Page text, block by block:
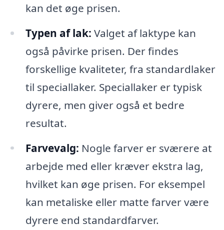
kan det øge prisen.
Typen af lak: Valget af laktype kan
også påvirke prisen. Der findes
forskellige kvaliteter, fra standardlaker
til speciallaker. Speciallaker er typisk
dyrere, men giver også et bedre
resultat.
Farvevalg: Nogle farver er sværere at
arbejde med eller kræver ekstra lag,
hvilket kan øge prisen. For eksempel
kan metaliske eller matte farver være
dyrere end standardfarver.